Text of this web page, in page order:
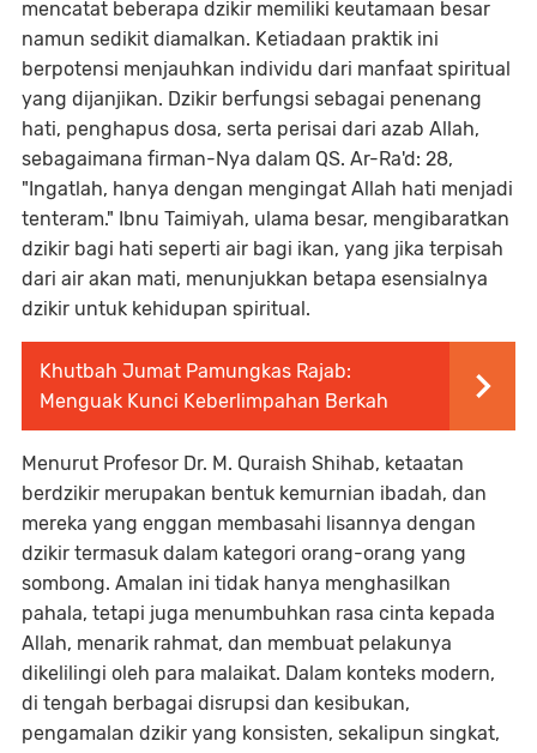
mencatat beberapa dzikir memiliki keutamaan besar
namun sedikit diamalkan. Ketiadaan praktik ini
berpotensi menjauhkan individu dari manfaat spiritual
yang dijanjikan. Dzikir berfungsi sebagai penenang
hati, penghapus dosa, serta perisai dari azab Allah,
sebagaimana firman-Nya dalam QS. Ar-Ra'd: 28,
"Ingatlah, hanya dengan mengingat Allah hati menjadi
tenteram." Ibnu Taimiyah, ulama besar, mengibaratkan
dzikir bagi hati seperti air bagi ikan, yang jika terpisah
dari air akan mati, menunjukkan betapa esensialnya
dzikir untuk kehidupan spiritual.
Khutbah Jumat Pamungkas Rajab:
Menguak Kunci Keberlimpahan Berkah
Menurut Profesor Dr. M. Quraish Shihab, ketaatan
berdzikir merupakan bentuk kemurnian ibadah, dan
mereka yang enggan membasahi lisannya dengan
dzikir termasuk dalam kategori orang-orang yang
sombong. Amalan ini tidak hanya menghasilkan
pahala, tetapi juga menumbuhkan rasa cinta kepada
Allah, menarik rahmat, dan membuat pelakunya
dikelilingi oleh para malaikat. Dalam konteks modern,
di tengah berbagai disrupsi dan kesibukan,
pengamalan dzikir yang konsisten, sekalipun singkat,